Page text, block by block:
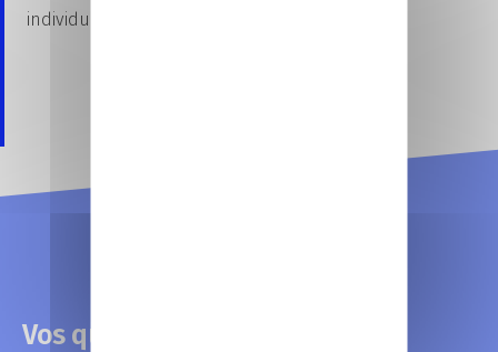
individuellement.
Vos questions, nos réponses